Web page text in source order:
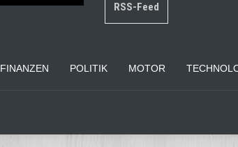
RSS-Feed
FINANZEN POLITIK MOTOR